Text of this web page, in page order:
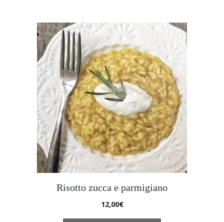
Risotto zucca e parmigiano
12,00€